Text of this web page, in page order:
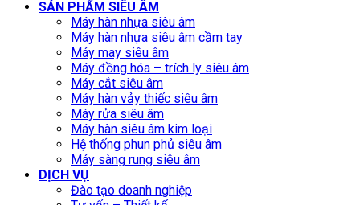
SẢN PHẨM SIÊU ÂM
Máy hàn nhựa siêu âm
Máy hàn nhựa siêu âm cầm tay
Máy may siêu âm
Máy đồng hóa – trích ly siêu âm
Máy cắt siêu âm
Máy hàn vảy thiếc siêu âm
Máy rửa siêu âm
Máy hàn siêu âm kim loại
Hệ thống phun phủ siêu âm
Máy sàng rung siêu âm
DỊCH VỤ
Đào tạo doanh nghiệp